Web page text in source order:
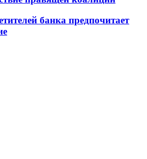
банка предпочитает